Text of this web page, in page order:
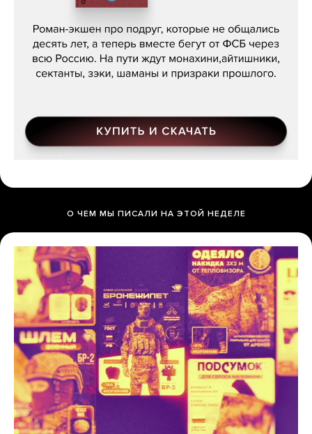
Кира Ярмыш, «Тут недалеко»
О ЧЕМ МЫ ПИСАЛИ НА ЭТОЙ НЕДЕЛЕ